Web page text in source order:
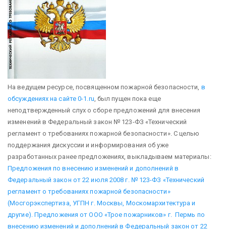
На ведущем ресурсе, посвященном пожарной безопасности, в
обсуждениях на сайте 0-1.ru, был пущен пока еще
неподтвержденный слух о сборе предложений для внесения
изменений в Федеральный закон № 123-ФЗ «Технический
регламент о требованиях пожарной безопасности». С целью
поддержания дискуссии и информирования об уже
разработанных ранее предложениях, выкладываем материалы:
Предложения по внесению изменений и дополнений в
Федеральный закон от 22 июля 2008 г. № 123-ФЗ «Технический
регламент о требованиях пожарной безопасности»
(Мосгорэкспертиза, УГПН г. Москвы, Москомархитектура и
другие). Предложения от ООО «Трое пожарников» г. Пермь по
внесению изменений и дополнений в Федеральный закон от 22